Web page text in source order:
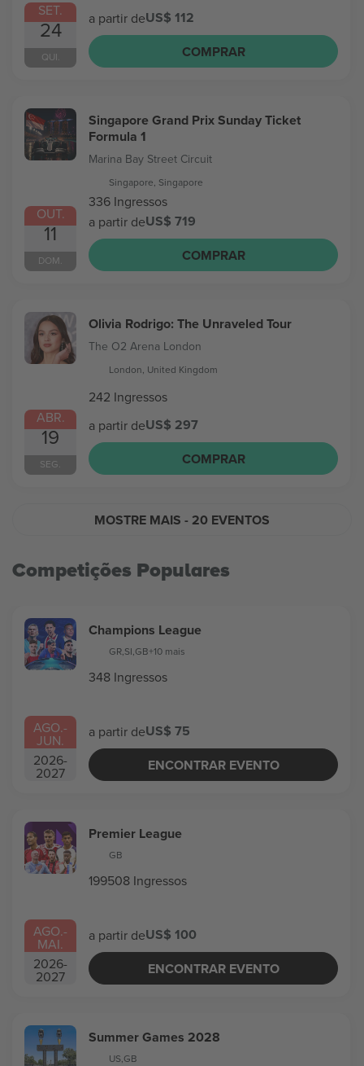
SET.
24
QUI.
a partir deUS$ 112
COMPRAR
OUT.
11
DOM.
Singapore Grand Prix Sunday Ticket
Formula 1
Marina Bay Street Circuit
Singapore, Singapore
336 Ingressos
a partir deUS$ 719
COMPRAR
ABR.
19
SEG.
Olivia Rodrigo: The Unraveled Tour
The O2 Arena London
London, United Kingdom
242 Ingressos
a partir deUS$ 297
COMPRAR
MOSTRE MAIS - 20 EVENTOS
Competições Populares
AGO.-
JUN.
2026-
2027
Champions League
GR,SI,GB+10 mais
348 Ingressos
a partir deUS$ 75
ENCONTRAR EVENTO
AGO.-
MAI.
2026-
2027
Premier League
GB
199508 Ingressos
a partir deUS$ 100
ENCONTRAR EVENTO
Summer Games 2028
US,GB